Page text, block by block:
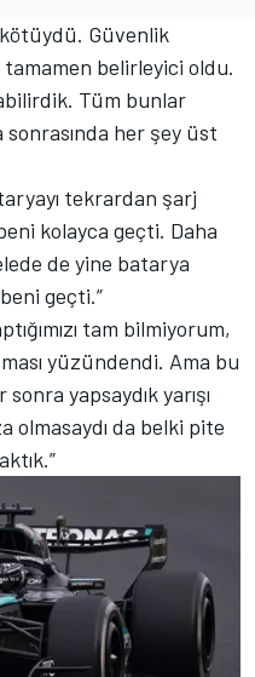
kötüydü. Güvenlik
tamamen belirleyici oldu.
Tüm bunlar
sonrasında her şey üst
tekrardan şarj
kolayca geçti. Daha
de yine batarya
geçti.”
tam bilmiyorum,
yüzündendi. Ama bu
yapsaydık yarışı
olmasaydı da belki pite